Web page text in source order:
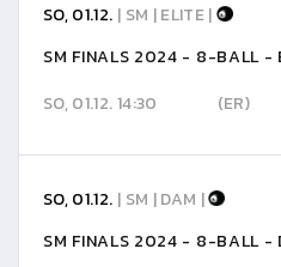
SO, 01.12. | SM | ELITE |
SM FINALS 2024 - 8-BALL -
SO, 01.12. 14:30
(ER)
SO, 01.12. | SM | DAM |
SM FINALS 2024 - 8-BALL -